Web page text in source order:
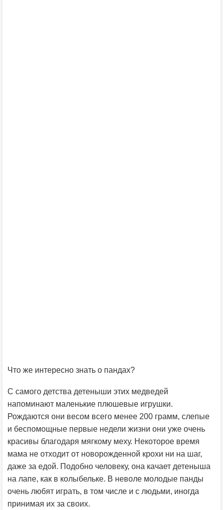
Что же интересно знать о пандах?
С самого детства детеныши этих медведей
напоминают маленькие плюшевые игрушки.
Рождаются они весом всего менее 200 грамм, слепые
и беспомощные первые недели жизни они уже очень
красивы благодаря мягкому меху. Некоторое время
мама не отходит от новорожденной крохи ни на шаг,
даже за едой. Подобно человеку, она качает детеныша
на лапе, как в колыбельке. В неволе молодые панды
очень любят играть, в том числе и с людьми, иногда
принимая их за своих.